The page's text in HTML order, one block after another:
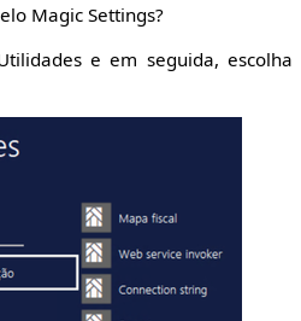
Magic Settings?
e em seguida, escolha